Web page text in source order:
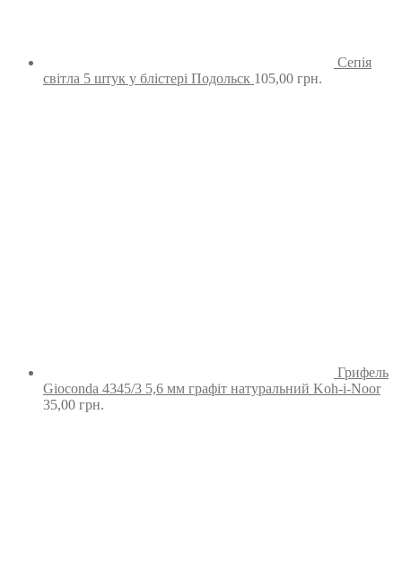
Сепія
світла 5 штук у блістері Подольск 105,00 грн.
Грифель
Gioconda 4345/3 5,6 мм графіт натуральний Koh-i-Noor
35,00 грн.